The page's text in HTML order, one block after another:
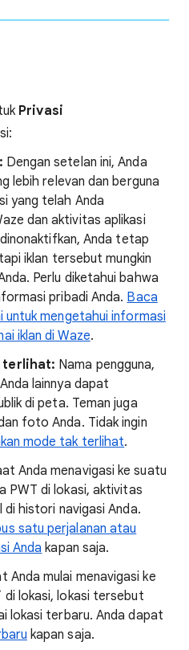
Privasi
Dengan setelan ini, Anda
lebih relevan dan berguna
yang telah Anda
dan aktivitas aplikasi
Anda tetap
iklan tersebut mungkin
Perlu diketahui bahwa
pribadi Anda. Baca
untuk mengetahui informasi
iklan di Waze.
terlihat: Nama pengguna,
lainnya dapat
di peta. Teman juga
foto Anda. Tidak ingin
mode tak terlihat.
Anda menavigasi ke suatu
PWT di lokasi, aktivitas
histori navigasi Anda.
satu perjalanan atau
Anda kapan saja.
Anda mulai menavigasi ke
di lokasi, lokasi tersebut
lokasi terbaru. Anda dapat
kapan saja.